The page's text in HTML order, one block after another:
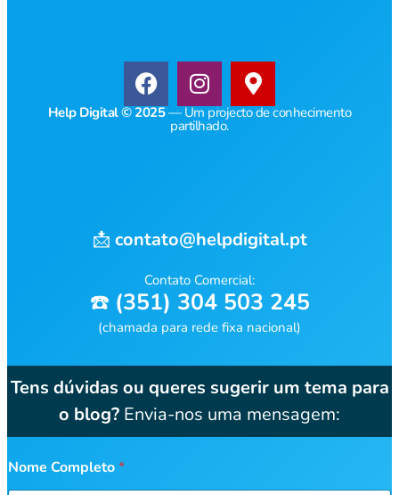
Help Digital © 2025— Um projecto de conhecimento
partilhado.
📩 contato@helpdigital.pt
Contato Comercial:
☎️ (351) 304 503 245
(chamada para rede fixa nacional)
Tens dúvidas ou queres sugerir um tema para
o blog? Envia-nos uma mensagem:
Nome Completo*